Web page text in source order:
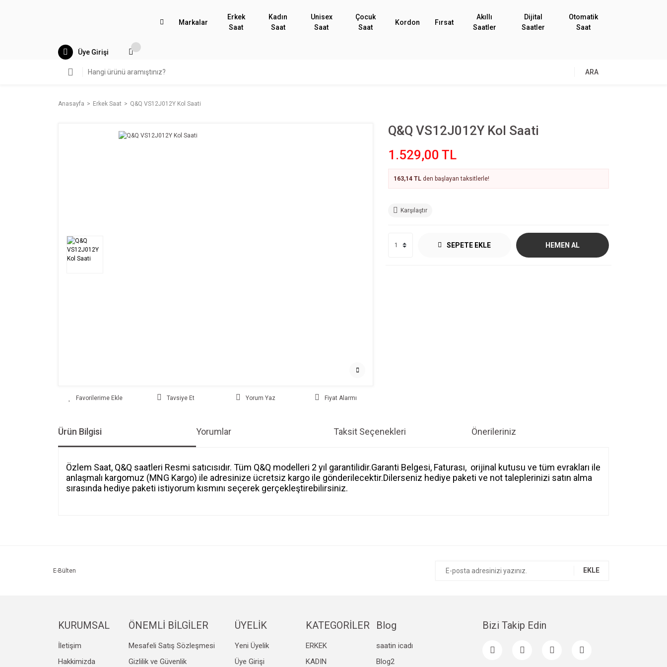
Markalar
Erkek
Saat
Kadın
Saat
Unisex
Saat
Çocuk
Saat
Kordon Fırsat
Akıllı
Saatler
Dijital
Saatler
Otomatik
Saat
Üye Girişi
ARA
Anasayfa Erkek Saat Q&Q VS12J012Y Kol Saati
Tavsiye Et Yorum Yaz Fiyat Alarmı
Q&Q VS12J012Y Kol Saati
1.529,00 TL
163,14 TL den başlayan taksitlerle!
Karşılaştır
SEPETE EKLE HEMEN AL
Ürün Bilgisi Yorumlar Taksit Seçenekleri Önerileriniz
Özlem Saat, Q&Q saatleri Resmi satıcısıdır. Tüm Q&Q modelleri 2 yıl garantilidir.Garanti Belgesi, Faturası, orijinal kutusu ve tüm evrakları ile
anlaşmalı kargomuz (MNG Kargo) ile adresinize ücretsiz kargo ile gönderilecektir.Dilerseniz hediye paketi ve not taleplerinizi satın alma
sırasında hediye paketi istiyorum kısmını seçerek gerçekleştirebilirsiniz.
Gönder
E-Bülten EKLE
KURUMSAL
İletişim
Hakkimizda
ÖNEMLİ BİLGİLER
Mesafeli Satış Sözleşmesi
Gizlilik ve Güvenlik
ÜYELİK
Yeni Üyelik
Üye Girişi
KATEGORİLER
ERKEK
KADIN
Blog
saatin icadı
Blog2
Bizi Takip Edin